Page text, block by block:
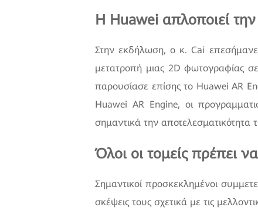
Η Huawei απλοποιεί
Στην εκδήλωση, ο κ. Cai
μετατροπή μιας 2D φωτογραφίας
παρουσίασε επίσης το Huawei AR
Huawei AR Engine, οι
σημαντικά την
Όλοι οι τομείς πρέπει
Σημαντικοί προσκεκλημένοι
σκέψεις τους σχετικά με τις